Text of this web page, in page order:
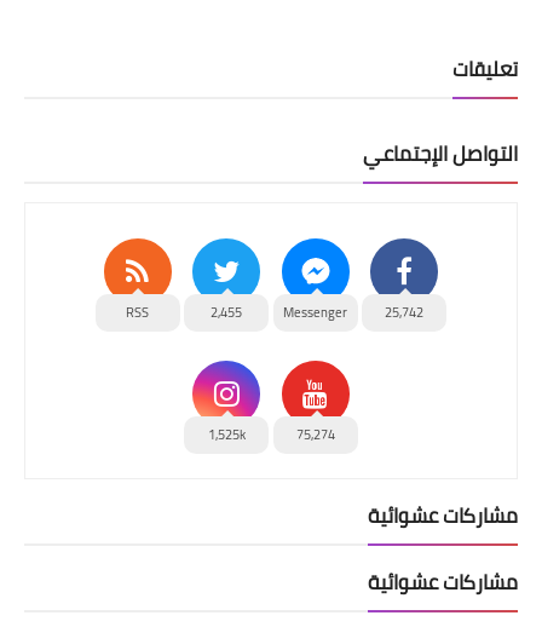
تعليقات
التواصل الإجتماعي
25,742
Messenger
2,455
RSS
75,274
1,525k
مشاركات عشوائية
مشاركات عشوائية